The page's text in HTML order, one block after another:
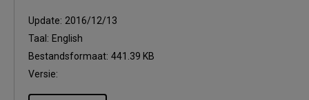
Update: 2016/12/13
Taal: English
Bestandsformaat: 441.39 KB
Versie: